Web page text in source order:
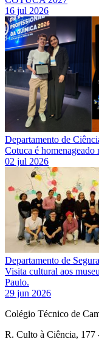
16 jul 2026
Departamento de
Cotuca é homenageado
02 jul 2026
Departamento de
Visita cultural aos
Paulo.
29 jun 2026
Colégio Técnico de
R. Culto à Ciência, 177